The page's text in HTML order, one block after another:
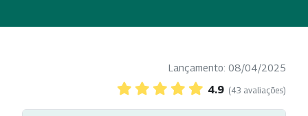
Lançamento: 08/04/2025
4.9 (43 avaliações)